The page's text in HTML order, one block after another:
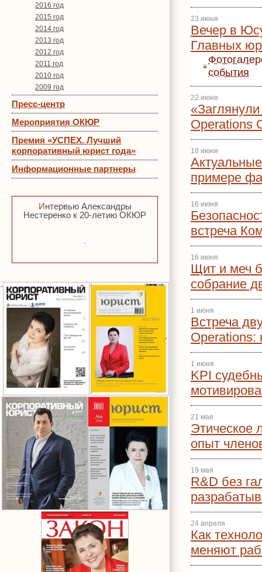
2016 год
2015 год
2014 год
2013 год
2012 год
2011 год
2010 год
2009 год
Пресс-центр
Мероприятия ОКЮР
Премия «УСПЕХ. Лучший
корпоративный юрист года»
Информационные партнеры
Интервью Александры
Нестеренко к 20-летию ОКЮР
23 июня
Вечер в
Главных
события
22 июня
Operations
18 июня
примере
16 июня
встреча
16 июня
Щит и меч
собрание
1 июня
Встреча
Operations:
1 июня
KPI
21 мая
Этическое
опыт
19 мая
R&D без
24 апреля
Как
меняют